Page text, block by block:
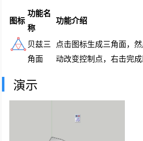
图标
功能名
称
功能介绍
贝兹三
角面
点击图标生成三角面，
动改变控制点，右击完成
演示